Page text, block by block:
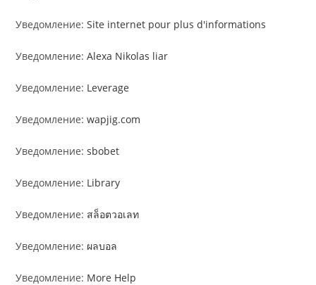
Уведомление:Site internet pour plus d'informations
Уведомление:Alexa Nikolas liar
Уведомление: Leverage
Уведомление:wapjig.com
Уведомление:sbobet
Уведомление: Library
Уведомление: สล็อตวอเลท
Уведомление: ผลบอล
Уведомление: More Help